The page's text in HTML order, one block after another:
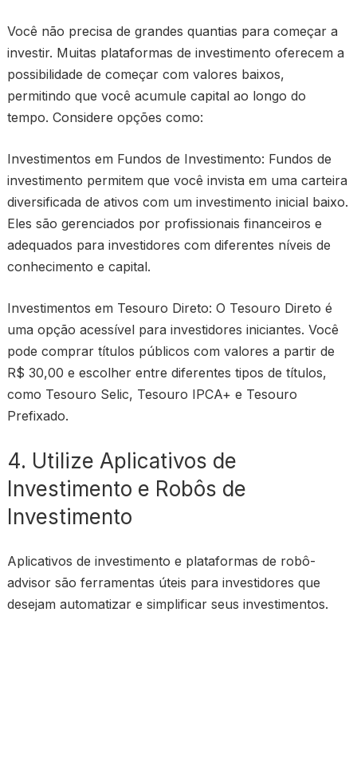
Você não precisa de grandes quantias para começar a
investir. Muitas plataformas de investimento oferecem a
possibilidade de começar com valores baixos,
permitindo que você acumule capital ao longo do
tempo. Considere opções como:
Investimentos em Fundos de Investimento: Fundos de
investimento permitem que você invista em uma carteira
diversificada de ativos com um investimento inicial baixo.
Eles são gerenciados por profissionais financeiros e
adequados para investidores com diferentes níveis de
conhecimento e capital.
Investimentos em Tesouro Direto: O Tesouro Direto é
uma opção acessível para investidores iniciantes. Você
pode comprar títulos públicos com valores a partir de
R$ 30,00 e escolher entre diferentes tipos de títulos,
como Tesouro Selic, Tesouro IPCA+ e Tesouro
Prefixado.
4. Utilize Aplicativos de
Investimento e Robôs de
Investimento
Aplicativos de investimento e plataformas de robô-
advisor são ferramentas úteis para investidores que
desejam automatizar e simplificar seus investimentos.